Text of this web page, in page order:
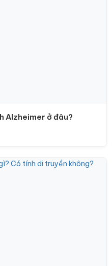
Alzheimer ở đâu?